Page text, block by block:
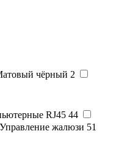
чёрный 2
RJ45 44
Управление жалюзи 51